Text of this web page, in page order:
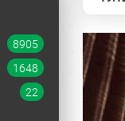
8905
1648
22